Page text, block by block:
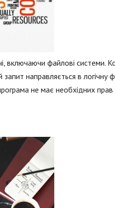
включаючи файлові системи.
направляється в логічну
не має необхідних